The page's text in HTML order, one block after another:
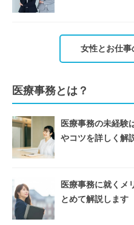
女性とお仕
医療事務とは？
医療事務の未経験
やコツを詳しく解
医療事務に就くメ
とめて解説します